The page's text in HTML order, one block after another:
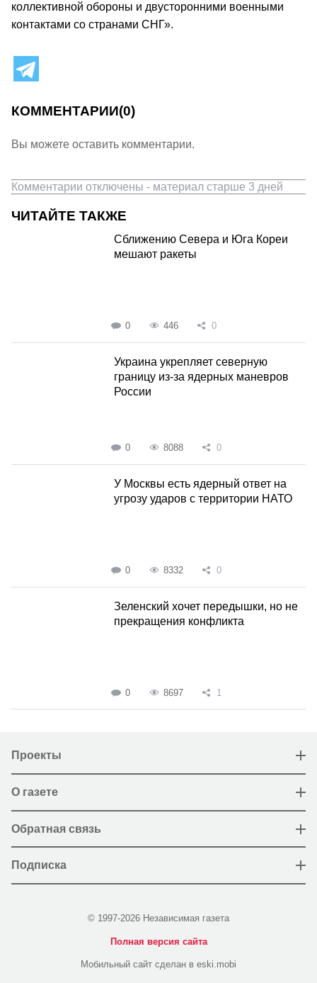
коллективной обороны и двусторонними военными
контактами со странами СНГ».
КОММЕНТАРИИ(0)
Вы можете оставить комментарии.
Комментарии отключены - материал старше 3 дней
ЧИТАЙТЕ ТАКЖЕ
Сближению Севера и Юга Кореи
мешают ракеты
0 446 0
Украина укрепляет северную
границу из-за ядерных маневров
России
0 8088 0
У Москвы есть ядерный ответ на
угрозу ударов с территории НАТО
0 8332 0
Зеленский хочет передышки, но не
прекращения конфликта
0 8697 1
Проекты
О газете
Обратная связь
Подписка
© 1997-2026 Независимая газета
Полная версия сайта
Мобильный сайт сделан в eski.mobi